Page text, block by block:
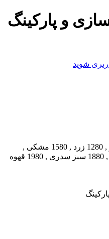
و پارکینگ
شوید
, 1280 زرد , 1580 مشکی
,
, 1880 سبز سدری ,
1980 قهوه